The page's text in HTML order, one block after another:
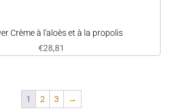
Crème à l'aloès et à la propolis
€28,81
1 2 3 →